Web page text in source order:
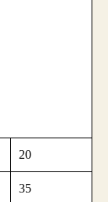
20
35